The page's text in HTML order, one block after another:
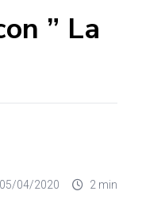
” La
05/04/2020 2 min